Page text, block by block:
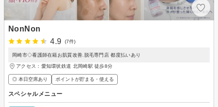
NonNon
4.9
(7件)
岡崎市◇看護師在籍お肌質改善.脱毛専門店 都度払いあり
アクセス：愛知環状鉄道 北岡崎駅 徒歩8分
◎ 本日空席あり ポイントが貯まる・使える
スペシャルメニュー